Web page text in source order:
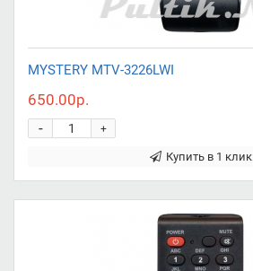
MYSTERY MTV-3226LWI
650.00р.
+
-
Купить в 1 клик